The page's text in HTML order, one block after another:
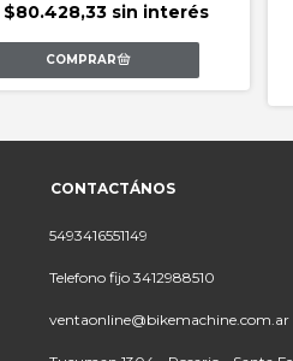
$80.428,33 sin interés
CONTACTÁNOS
5493416551149
Telefono fijo 3412988510
ventaonline@bikemachine.com.ar